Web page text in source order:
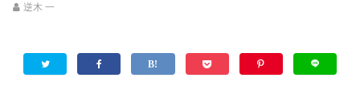
逆木 一